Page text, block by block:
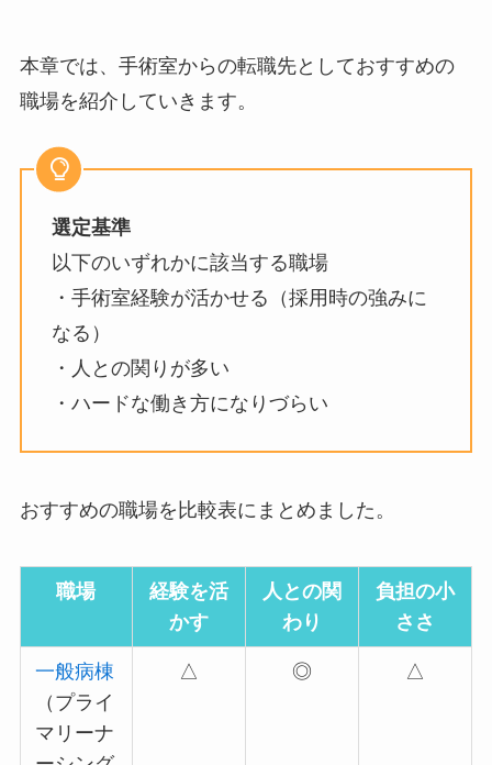
本章では、手術室からの転職先としておすすめの
職場を紹介していきます。
選定基準
以下のいずれかに該当する職場
・手術室経験が活かせる（採用時の強みに
なる）
・人との関りが多い
・ハードな働き方になりづらい
おすすめの職場を比較表にまとめました。
職場
経験を活
かす
人との関
わり
負担の小
ささ
一般病棟
（プライ
マリーナ
△ ◎ △